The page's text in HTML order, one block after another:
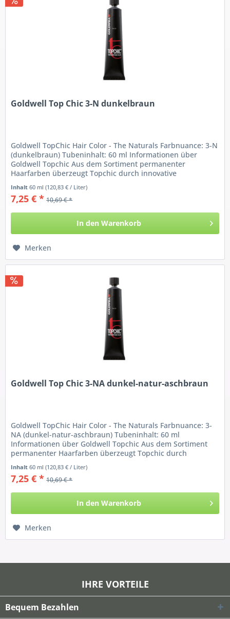
Goldwell Top Chic 3-N dunkelbraun
Goldwell TopChic Hair Color - The Naturals Farbnuance: 3-N
(dunkelbraun) Tubeninhalt: 60 ml Informationen über
Goldwell Topchic Aus dem Sortiment permanenter
Haarfarben überzeugt Topchic durch innovative
Farbtechnologie, die...
Inhalt60 ml(120,83 € / Liter)
7,25 € * 10,69 € *
In den Warenkorb
Merken
Goldwell Top Chic 3-NA dunkel-natur-aschbraun
Goldwell TopChic Hair Color - The Naturals Farbnuance: 3-
NA (dunkel-natur-aschbraun) Tubeninhalt: 60 ml
Informationen über Goldwell Topchic Aus dem Sortiment
permanenter Haarfarben überzeugt Topchic durch
Inhalt60 ml(120,83 € / Liter)
7,25 € * 10,69 € *
In den Warenkorb
Merken
IHRE VORTEILE
Bequem Bezahlen